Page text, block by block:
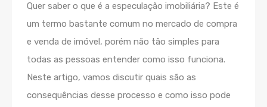
Quer saber o que é a especulação imobiliária? Este é
um termo bastante comum no mercado de compra
e venda de imóvel, porém não tão simples para
todas as pessoas entender como isso funciona.
Neste artigo, vamos discutir quais são as
consequências desse processo e como isso pode